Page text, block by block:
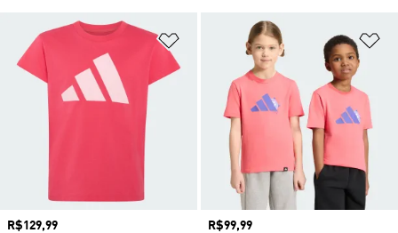
Adicionar à Lista de Desejos
Preço
R$129,99
Preço
R$99,99